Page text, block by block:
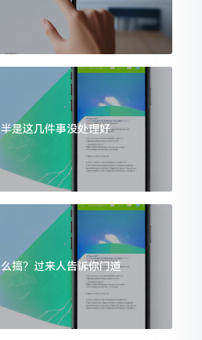
是这几件事没处理好
搞？过来人告诉你门道